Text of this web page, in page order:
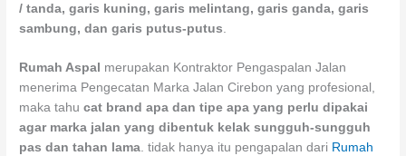
/ tanda, garis kuning, garis melintang, garis ganda, garis
sambung, dan garis putus-putus
Rumah Aspal merupakan Kontraktor Pengaspalan Jalan
menerima Pengecatan Marka Jalan Cirebon yang profesional,
maka tahucat brand apa dan tipe apa yang perlu dipakai
agar marka jalan yang dibentuk kelak sungguh-sungguh
pas dan tahan lama. tidak hanya itu pengapalan dari Rumah